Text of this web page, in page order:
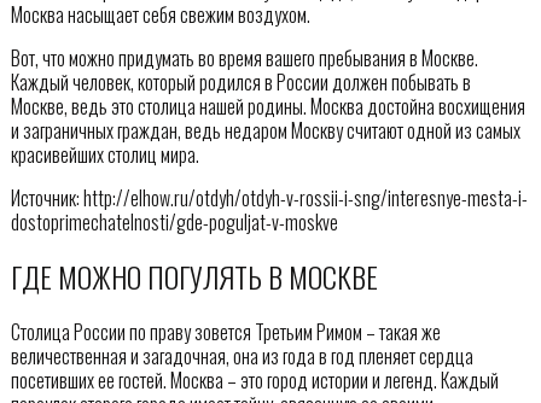
Москва насыщает себя свежим воздухом.
Вот, что можно придумать во время вашего пребывания в Москве.
Каждый человек, который родился в России должен побывать в
Москве, ведь это столица нашей родины. Москва достойна восхищения
и заграничных граждан, ведь недаром Москву считают одной из самых
красивейших столиц мира.
Источник: http://elhow.ru/otdyh/otdyh-v-rossii-i-sng/interesnye-mesta-i-
dostoprimechatelnosti/gde-poguljat-v-moskve
ГДЕ МОЖНО ПОГУЛЯТЬ В МОСКВЕ
Столица России по праву зовется Третьим Римом – такая же
величественная и загадочная, она из года в год пленяет сердца
посетивших ее гостей. Москва – это город истории и легенд. Каждый